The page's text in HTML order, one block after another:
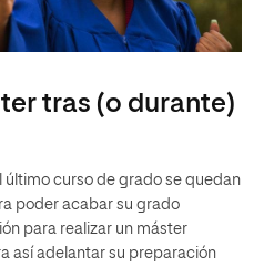
tras (o durante)
último curso de grado se quedan
poder acabar su grado
para realizar un máster
así adelantar su preparación